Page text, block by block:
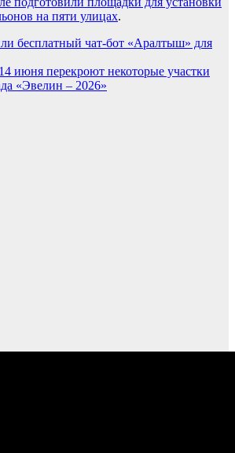
на пяти улицах.
бесплатный чат-бот «Аралтыш» для
июня перекроют некоторые участки
«Эвелин – 2026»